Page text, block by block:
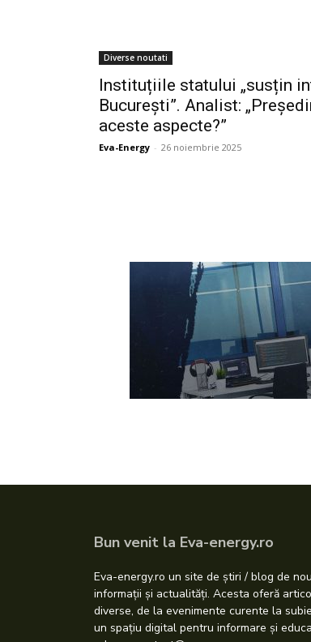
Diverse noutati
Instituțiile statului „susțin
București”. Analist:
aceste aspecte?”
Eva-Energy - 26 noiembrie 2025
Bun venit la Eva-energy.ro
Eva-energy.ro un site de știri / blog de
informații și actualități. Acesta oferă
diverse, de la evenimente curente la
un spațiu digital pentru informare și